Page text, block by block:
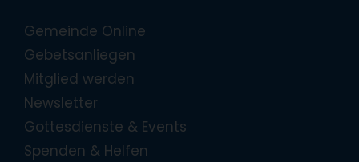
Gemeinde Online
Gebetsanliegen
Mitglied werden
Newsletter
Gottesdienste & Events
Spenden & Helfen